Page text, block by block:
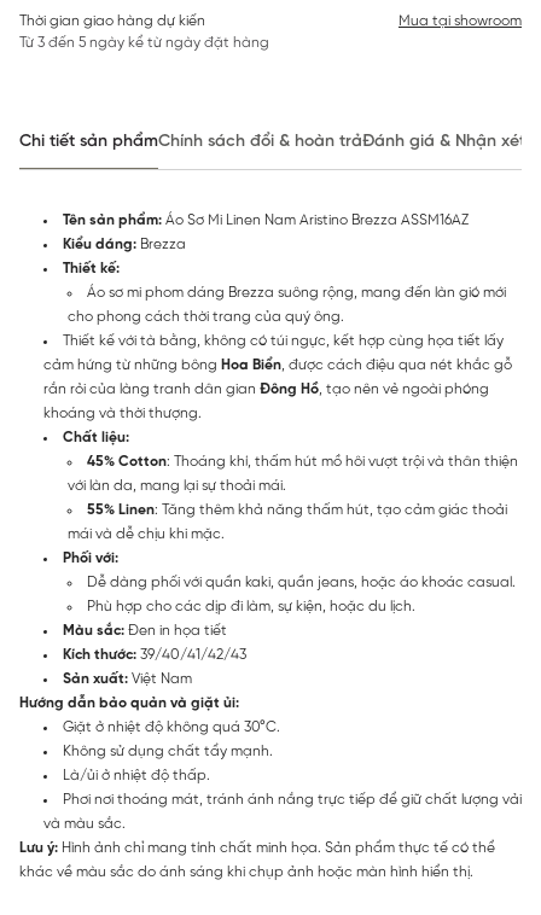
Thời gian giao hàng dự kiến
Từ 3 đến 5 ngày kể từ ngày đặt hàng
Mua tại showroom
Chi tiết sản phẩmChính sách đổi & hoàn trảĐánh giá & Nhận xét
Tên sản phẩm: Áo Sơ Mi Linen Nam Aristino Brezza ASSM16AZ
Kiểu dáng: Brezza
Thiết kế:
Áo sơ mi phom dáng Brezza suông rộng, mang đến làn gió mới
cho phong cách thời trang của quý ông.
Thiết kế với tà bằng, không có túi ngực, kết hợp cùng họa tiết lấy
cảm hứng từ những bông Hoa Biển, được cách điệu qua nét khắc gỗ
rắn rỏi của làng tranh dân gian Đông Hồ, tạo nên vẻ ngoài phóng
khoáng và thời thượng.
Chất liệu:
45% Cotton: Thoáng khí, thấm hút mồ hôi vượt trội và thân thiện
với làn da, mang lại sự thoải mái.
55% Linen: Tăng thêm khả năng thấm hút, tạo cảm giác thoải
mái và dễ chịu khi mặc.
Phối với:
Dễ dàng phối với quần kaki, quần jeans, hoặc áo khoác casual.
Phù hợp cho các dịp đi làm, sự kiện, hoặc du lịch.
Màu sắc: Đen in họa tiết
Kích thước: 39/40/41/42/43
Sản xuất: Việt Nam
Hướng dẫn bảo quản và giặt ủi:
Giặt ở nhiệt độ không quá 30°C.
Không sử dụng chất tẩy mạnh.
Là/ủi ở nhiệt độ thấp.
Phơi nơi thoáng mát, tránh ánh nắng trực tiếp để giữ chất lượng vải
và màu sắc.
Lưu ý: Hình ảnh chỉ mang tính chất minh họa. Sản phẩm thực tế có thể
khác về màu sắc do ánh sáng khi chụp ảnh hoặc màn hình hiển thị.